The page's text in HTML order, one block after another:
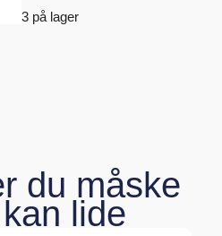
3 på lager
du måske
lide